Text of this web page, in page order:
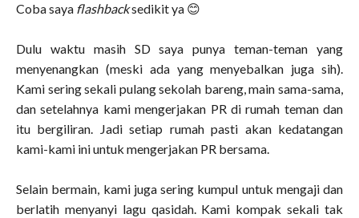
Coba saya flashbacksedikit ya 😊
Dulu waktu masih SD saya punya teman-teman yang
menyenangkan (meski ada yang menyebalkan juga sih).
Kami sering sekali pulang sekolah bareng, main sama-sama,
dan setelahnya kami mengerjakan PR di rumah teman dan
itu bergiliran. Jadi setiap rumah pasti akan kedatangan
kami-kami ini untuk mengerjakan PR bersama.
Selain bermain, kami juga sering kumpul untuk mengaji dan
berlatih menyanyi lagu qasidah. Kami kompak sekali tak